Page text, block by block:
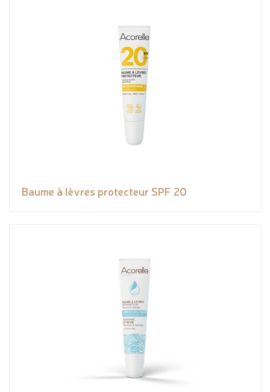
Baume à lèvres protecteur SPF 20